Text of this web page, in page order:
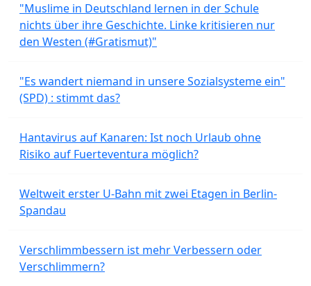
"Muslime in Deutschland lernen in der Schule
nichts über ihre Geschichte. Linke kritisieren nur
den Westen (#Gratismut)"
"Es wandert niemand in unsere Sozialsysteme ein"
(SPD) : stimmt das?
Hantavirus auf Kanaren: Ist noch Urlaub ohne
Risiko auf Fuerteventura möglich?
Weltweit erster U-Bahn mit zwei Etagen in Berlin-
Spandau
Verschlimmbessern ist mehr Verbessern oder
Verschlimmern?